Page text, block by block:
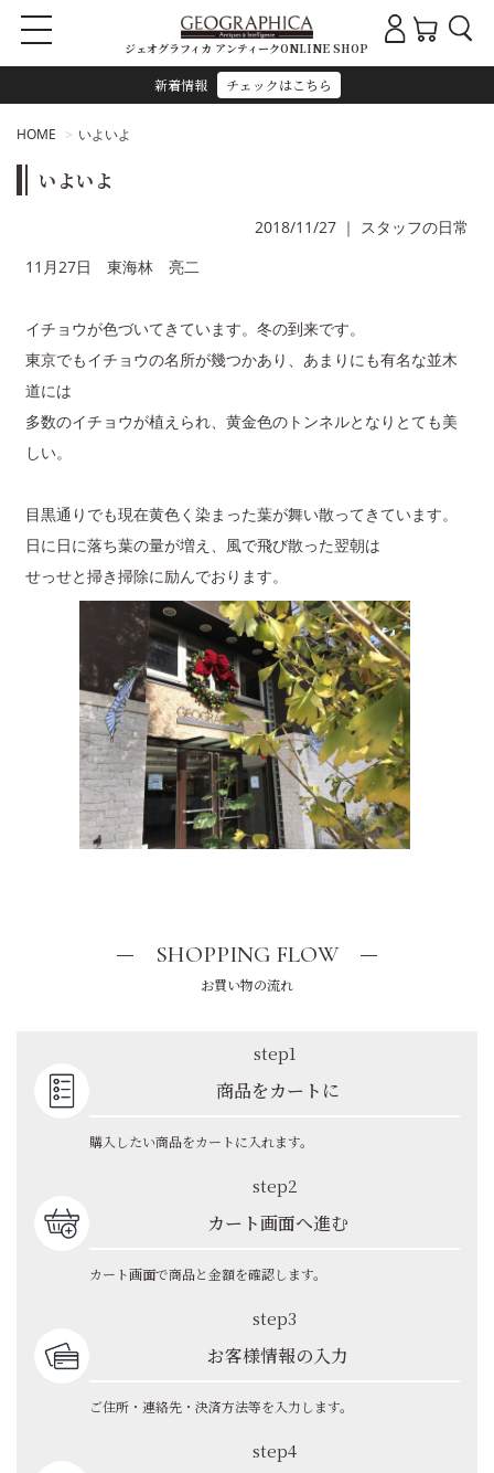
新着情報 チェックはこちら
ジェオグラフィカ アンティークONLINE SHOP
HOME いよいよ
いよいよ
2018/11/27 ｜ スタッフの日常
11月27日 東海林 亮二
イチョウが色づいてきています。冬の到来です。
東京でもイチョウの名所が幾つかあり、あまりにも有名な並木
道には
多数のイチョウが植えられ、黄金色のトンネルとなりとても美
しい。
目黒通りでも現在黄色く染まった葉が舞い散ってきています。
日に日に落ち葉の量が増え、風で飛び散った翌朝は
せっせと掃き掃除に励んでおります。
SHOPPING FLOW
お買い物の流れ
step1
商品をカートに
購入したい商品をカートに入れます。
step2
カート画面へ進む
カート画面で商品と金額を確認します。
step3
お客様情報の入力
ご住所・連絡先・決済方法等を入力します。
step4